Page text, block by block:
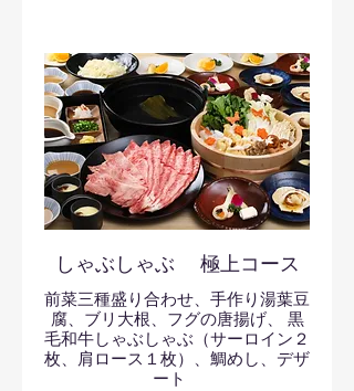
しゃぶしゃぶ 極上コース
前菜三種盛り合わせ、手作り湯葉豆
腐、ブリ大根、フグの唐揚げ、 黒
毛和牛しゃぶしゃぶ（サーロイン２
枚、肩ロース１枚）、鯛めし、デザ
ート